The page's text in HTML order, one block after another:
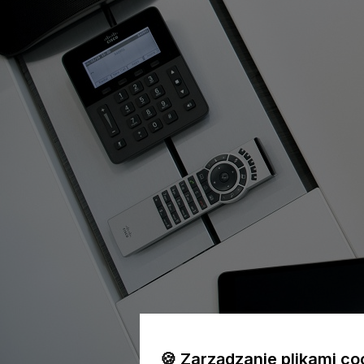
🍪 Zarządzanie plikami